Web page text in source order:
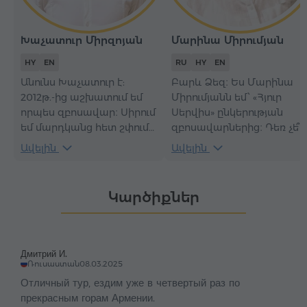
Խաչատուր Միրզոյան
HY EN
Անունս Խաչատուր է:
2012թ.-ից աշխատում եմ
որպես զբոսավար։ Սիրում
եմ մարդկանց հետ շփումը
և միշտ փորձում, որ
էքսկուրսիան արդարացնի
Ավելին
Մարինա Միրումյան
RU HY EN
Բարև Ձեզ։ Ես Մարինա
Միրումյանն եմ՝ «Հյուր
Սերվիս» ընկերության
զբոսավարներից։ Դեռ չե՞ք
այցելել Հայաստանը։ Այդ
դեպքում անպայման
Միացե՛ք «Հյուր Սերվիս»-ի
իմ կողմից անցկացվող
հյուրընկալությունը, մեր
Ավելին
Կարծիքներ
Дмитрий И.
Ռուսաստան08.03.2025
Отличный тур, ездим уже в четвертый раз по
прекрасным горам Армении.